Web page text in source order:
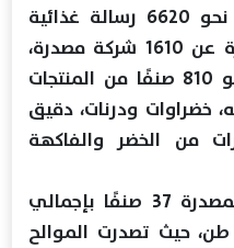
الأسبوع المنصرم قد بلغ نحو 6620 رسالة غذائية
بإجمالي 285 ألف طن، صادرة عن 1610 شركة مصدرة،
وقد شملت هذه الرسائل نحو 810 صنفًا من المنتجات
خضراوات ودرنات، دقيق
من الخضر والفاكهة
وبلغ عدد أصناف الفواكه المصدرة 37 صنفًا بإجمالي
إلى 100 ألف طن، حيث تصدرت الموالح